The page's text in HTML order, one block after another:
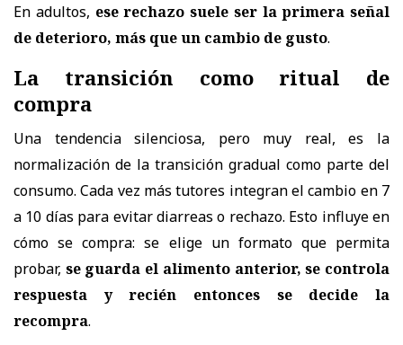
En adultos, ese rechazo suele ser la primera señal
de deterioro, más que un cambio de gusto.
La transición como ritual de
compra
Una tendencia silenciosa, pero muy real, es la
normalización de la transición gradual como parte del
consumo. Cada vez más tutores integran el cambio en 7
a 10 días para evitar diarreas o rechazo. Esto influye en
cómo se compra: se elige un formato que permita
probar, se guarda el alimento anterior, se controla
respuesta y recién entonces se decide la
recompra.